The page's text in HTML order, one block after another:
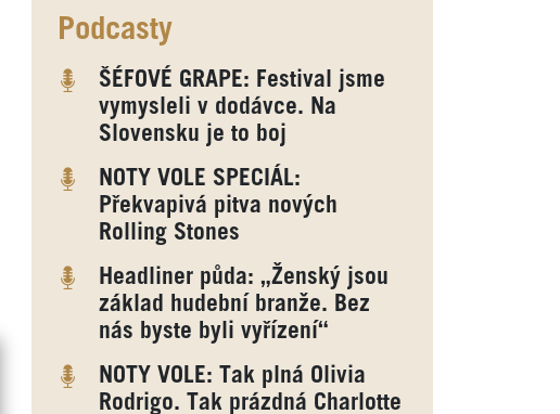
Podcasty
ŠÉFOVÉ GRAPE: Festival jsme
vymysleli v dodávce. Na
Slovensku je to boj
NOTY VOLE SPECIÁL:
Překvapivá pitva nových
Rolling Stones
Headliner půda: „Ženský jsou
základ hudební branže. Bez
nás byste byli vyřízení“
NOTY VOLE: Tak plná Olivia
Rodrigo. Tak prázdná Charlotte